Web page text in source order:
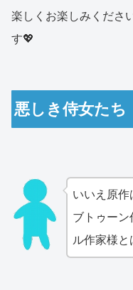
楽しくお楽しみくださ
す💖
悪しき侍女た
いいえ原作
ブトゥーン
ル作家様と